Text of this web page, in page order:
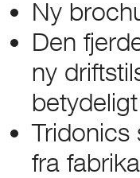
Ny
Den
ny
Tridonics
fra